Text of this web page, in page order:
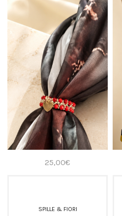
25,00€
SPILLE & FIORI